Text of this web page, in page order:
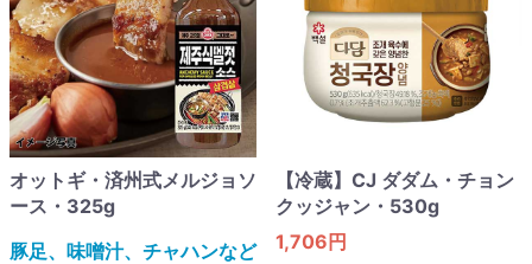
オットギ・済州式メルジョソ
ース・325g
豚足、味噌汁、チャハンなど
【冷蔵】CJ ダダム・チョン
クッジャン・530g
1,706円